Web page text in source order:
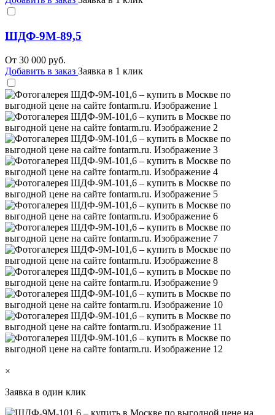
ШДФ-9М-89,5
От 30 000 руб.
Добавить в заказ Заявка в 1 клик
×
Заявка в один клик